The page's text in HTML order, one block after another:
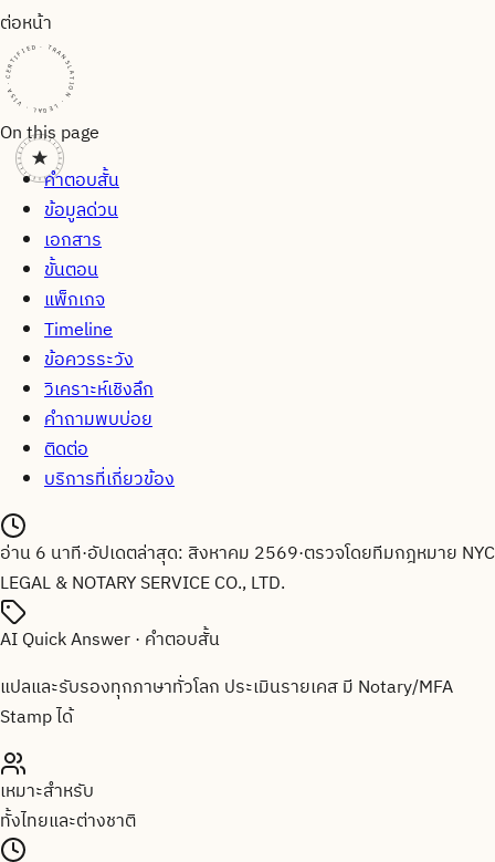
ต่อหน้า
CERTIFIED · TRANSLATION · LEGAL · VISA · CERTIFIED · TRANSLATION · LEGAL · VISA · CERTIFIED · TRANSLATION · LEGAL · VISA ·
On this page
คำตอบสั้น
ข้อมูลด่วน
เอกสาร
ขั้นตอน
แพ็กเกจ
Timeline
ข้อควรระวัง
วิเคราะห์เชิงลึก
คำถามพบบ่อย
ติดต่อ
บริการที่เกี่ยวข้อง
อ่าน6 นาที·อัปเดตล่าสุด: สิงหาคม 2569·ตรวจโดยทีมกฎหมาย NYC
LEGAL & NOTARY SERVICE CO., LTD.
AI Quick Answer · คำตอบสั้น
แปลและรับรองทุกภาษาทั่วโลก ประเมินรายเคส มี Notary/MFA
Stamp ได้
เหมาะสำหรับ
ทั้งไทยและต่างชาติ